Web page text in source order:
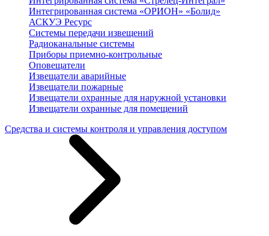
Интегрированная система «ОРИОН» «Болид»
АСКУЭ Ресурс
Системы передачи извещений
Радиоканальные системы
Приборы приемно-контрольные
Оповещатели
Извещатели аварийные
Извещатели пожарные
Извещатели охранные для наружной установки
Извещатели охранные для помещений
Средства и системы контроля и управления доступом